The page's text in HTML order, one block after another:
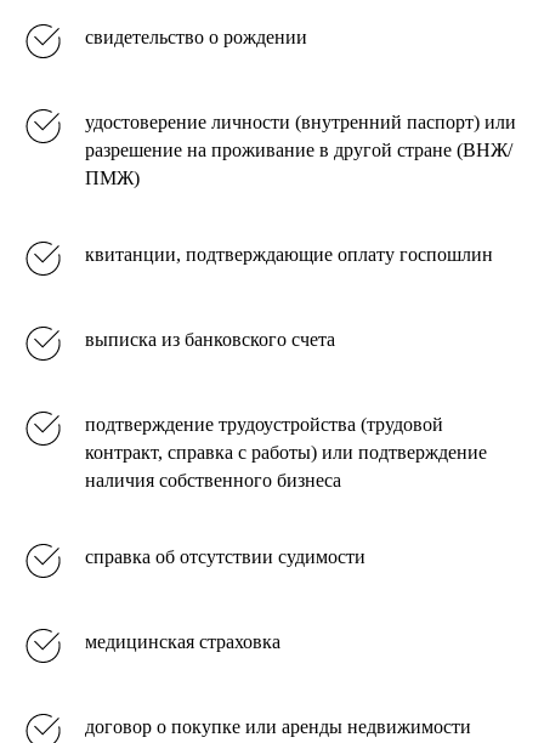
свидетельство о рождении
удостоверение личности (внутренний паспорт) или
разрешение на проживание в другой стране (ВНЖ/
ПМЖ)
квитанции, подтверждающие оплату госпошлин
выписка из банковского счета
подтверждение трудоустройства (трудовой
контракт, справка с работы) или подтверждение
наличия собственного бизнеса
справка об отсутствии судимости
медицинская страховка
договор о покупке или аренды недвижимости